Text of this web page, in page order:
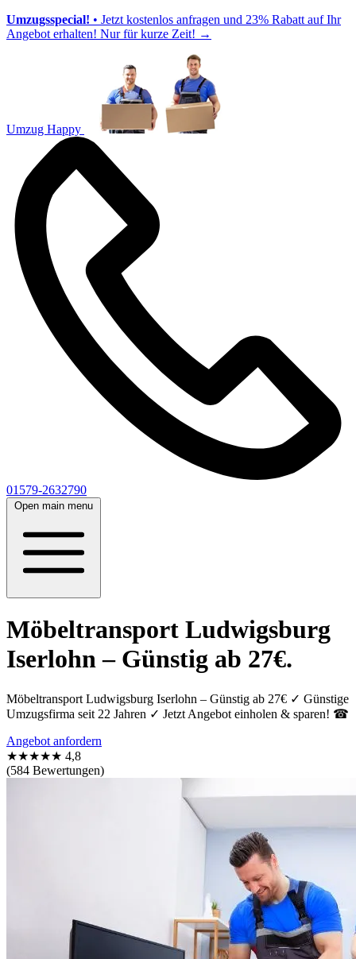
Umzugsspecial! • Jetzt kostenlos anfragen und 23% Rabatt auf Ihr
Angebot erhalten! Nur für kurze Zeit! →
Umzug Happy
01579-2632790
Open main menu
Möbeltransport Ludwigsburg
Iserlohn – Günstig ab 27€.
Möbeltransport Ludwigsburg Iserlohn – Günstig ab 27€ ✓ Günstige
Umzugsfirma seit 22 Jahren ✓ Jetzt Angebot einholen & sparen! ☎
Angebot anfordern
★★★★★ 4,8
(584 Bewertungen)